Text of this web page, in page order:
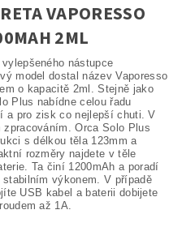
VAPORESSO
2ML
vylepšeného nástupce
model dostal název Vaporesso
o kapacitě 2ml. Stejně jako
Plus nabídne celou řadu
a pro zisk co nejlepší chuti. V
Orca Solo Plus
s délkou těla 123mm a
rozměry najdete v těle
Ta činí 1200mAh a poradí
výkonem. V případě
USB kabel a baterii dobijete
až 1A.